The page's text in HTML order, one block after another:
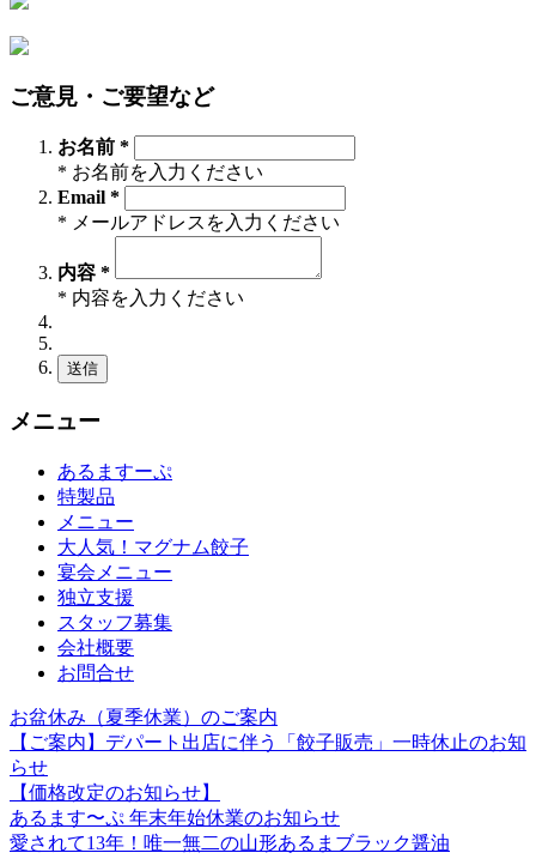
ご意見・ご要望など
お名前 *
* お名前を入力ください
Email *
* メールアドレスを入力ください
内容 *
* 内容を入力ください
送信
メニュー
あるますーぷ
特製品
メニュー
大人気！マグナム餃子
宴会メニュー
独立支援
スタッフ募集
会社概要
お問合せ
お盆休み（夏季休業）のご案内
【ご案内】デパート出店に伴う「餃子販売」一時休止のお知
らせ
【価格改定のお知らせ】
あるます〜ぷ 年末年始休業のお知らせ
愛されて13年！唯一無二の山形あるまブラック醤油